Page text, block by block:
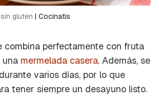
gluten | Cocinatis
combina perfectamente con fruta
una mermelada casera. Además, se
varios días, por lo que
tener siempre un desayuno listo.